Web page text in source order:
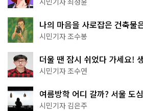
나의 마음을 사로잡은 건축물
상작 공개!
시민기자 조수봉
더울 땐 잠시 쉬었다 가세요!
·무더위쉼터까지
시민기자 조수연
여름방학 어디 갈까? 서울 도
추천
시민기자 김은주